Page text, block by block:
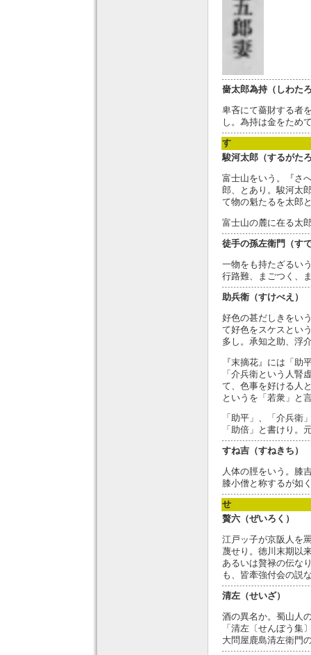
嗇太郎為持（しわた
卑吝にて薔財する者
し。為持は金をため
す
駿河太郎（するがた
富士山をいう。『さ
郎、とあり。駿河太
て物の魁たるを太郎
富士山の麓に在る太
徒手の孫左衛門（す
一物をも持たざるい
行路難、まごつく、
助兵衛（すけべえ）
好色の甚だしきをい
て好色をスケスとい
多し。承知之助、浮
『末摘花』には「助
「介兵衛という人腎
て、色事を好ける人
というを「若衆」と
「助平」、「介兵衛
「助倍」と書けり。
すね吉（すねきち）
人体の脛をいう。膝
膝小僧と称するが如
せ
贅六（ぜいろく）
江戸ッ子が京阪人を
蔑せり。徳川末期以
あるいは贅禄の伝な
も、皆牽強付会の説
清左（せいざ）
酒の異名か。蜀山人
「清左〔せんぼう集
大問屋鹿島清左衛門